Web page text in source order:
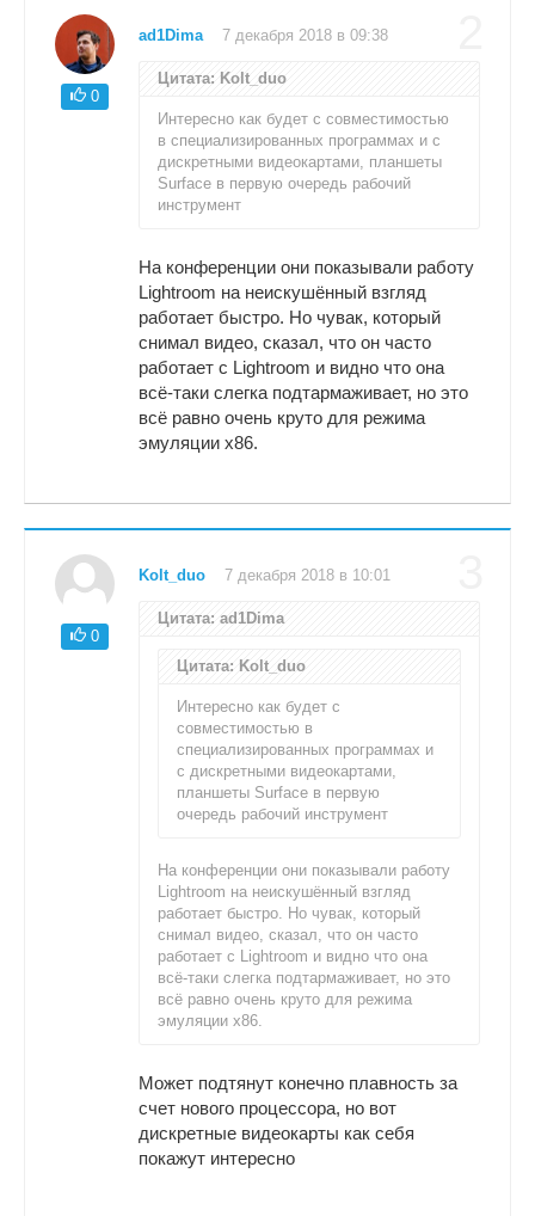
0
ad1Dima 7 декабря 2018 в 09:38
Цитата: Kolt_duo
Интересно как будет с совместимостью
в специализированных программах и с
дискретными видеокартами, планшеты
Surface в первую очередь рабочий
инструмент
На конференции они показывали работу
Lightroom на неискушённый взгляд
работает быстро. Но чувак, который
снимал видео, сказал, что он часто
работает с Lightroom и видно что она
всё-таки слегка подтармаживает, но это
всё равно очень круто для режима
эмуляции x86.
0
Kolt_duo 7 декабря 2018 в 10:01
Цитата: ad1Dima
Цитата: Kolt_duo
Интересно как будет с
совместимостью в
специализированных программах и
с дискретными видеокартами,
планшеты Surface в первую
очередь рабочий инструмент
На конференции они показывали работу
Lightroom на неискушённый взгляд
работает быстро. Но чувак, который
снимал видео, сказал, что он часто
работает с Lightroom и видно что она
всё-таки слегка подтармаживает, но это
всё равно очень круто для режима
эмуляции x86.
Может подтянут конечно плавность за
счет нового процессора, но вот
дискретные видеокарты как себя
покажут интересно